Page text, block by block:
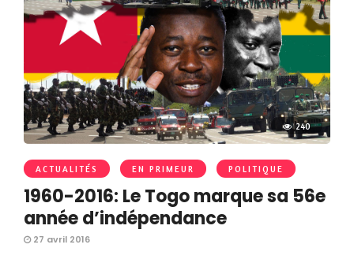
240
ACTUALITÉS EN PRIMEUR POLITIQUE
1960-2016: Le Togo marque sa 56e
année d’indépendance
27 avril 2016